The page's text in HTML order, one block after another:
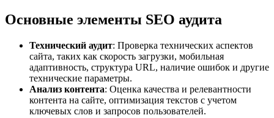
Основные элементы SEO аудита
Технический аудит: Проверка технических аспектов
сайта, таких как скорость загрузки, мобильная
адаптивность, структура URL, наличие ошибок и другие
технические параметры.
Анализ контента: Оценка качества и релевантности
контента на сайте, оптимизация текстов с учетом
ключевых слов и запросов пользователей.